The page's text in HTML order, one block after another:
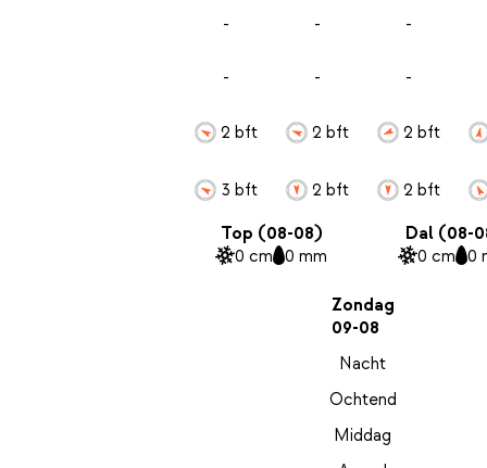
-
-
2 bft
3 bft
-
-
2 bft
2 bft
-
-
2 bft
2 bft
Top (08-08)
0 cm 0 mm
Dal (08-
0 cm 0
Zondag
09-08
Nacht
Ochtend
Middag